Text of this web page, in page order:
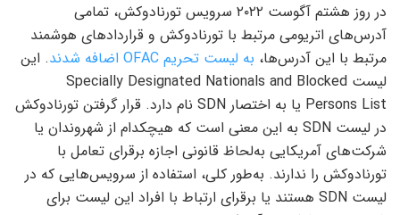
در روز هشتم آگوست ۲۰۲۲ سرویس تورنادوکش، تمامی
آدرس‌های اتریومی مرتبط با تورنادوکش و قراردادهای هوشمند
مرتبط با این آدرس‌ها، به لیست تحریم OFAC اضافه شدند
. این
لیست Specially Designated Nationals and Blocked
Persons List یا به اختصار SDN نام دارد. قرار گرفتن تورنادوکش
در لیست SDN به این معنی است که هیچکدام از شهروندان یا
شرکت‌های آمریکایی به‌لحاظ قانونی اجازه برقرای تعامل با
تورنادوکش را ندارند. به‌طور کلی، استفاده از سرویس‌هایی که در
لیست SDN هستند یا برقرای ارتباط با افراد این لیست برای